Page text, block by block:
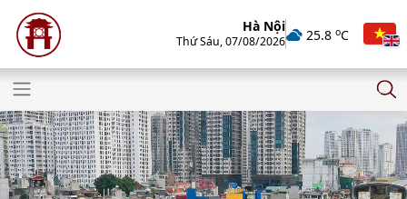
Hà Nội
Thứ Sáu, 07/08/2026 25.8 oC